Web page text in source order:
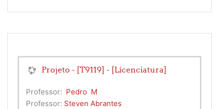
Projeto - [T9119] - [Licenciatura]
Professor: ‎ ‎‎Pedro‎ ‎‎ ‎M‎
Professor: Steven Abrantes